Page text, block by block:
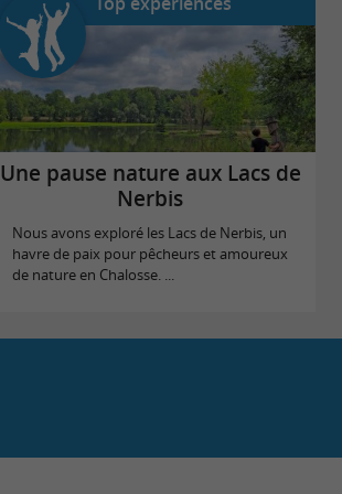
Une pause nature aux Lacs de
Nerbis
Nous avons exploré les Lacs de Nerbis, un
havre de paix pour pêcheurs et amoureux
de nature en Chalosse. ...